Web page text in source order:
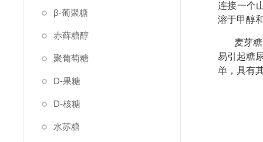
β-葡聚糖
赤藓糖醇
聚葡萄糖
D-果糖
D-核糖
水苏糖
连接一个
溶于甲醇
麦芽
易引起糖
单，具有